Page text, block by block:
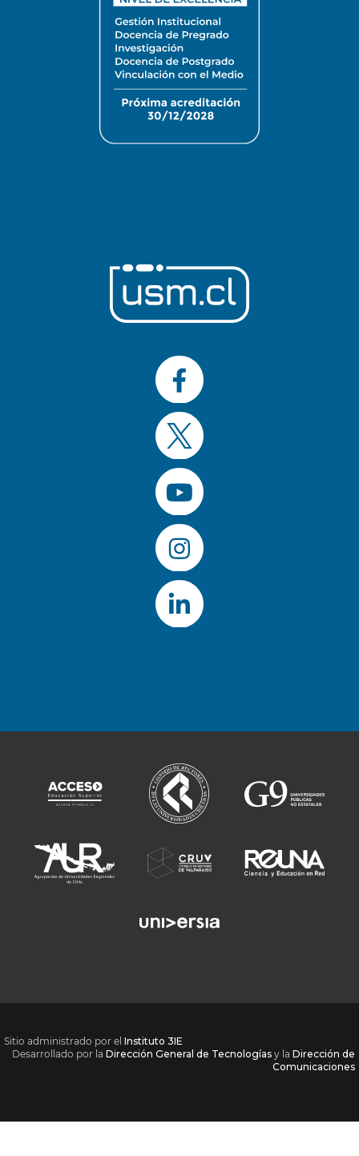
Sitio administrado por el Instituto 3IE
Desarrollado por la Dirección General de Tecnologías y la Dirección de
Comunicaciones